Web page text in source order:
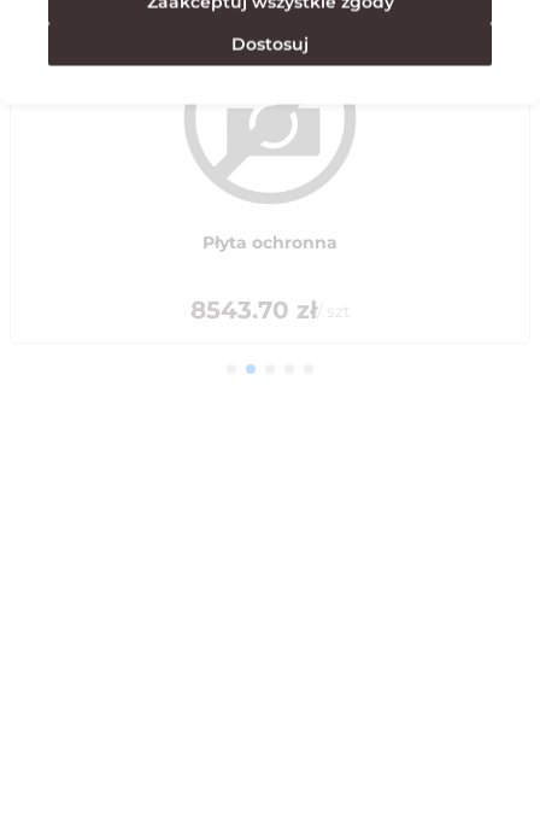
Płyta ochronna
8543.70 zł/ szt
Dostosuj